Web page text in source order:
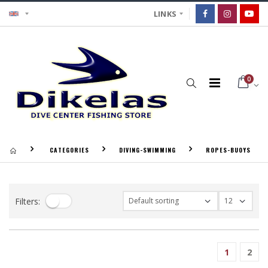
LINKS
0
CATEGORIES DIVING-SWIMMING ROPES-BUOYS
Filters:
1 2